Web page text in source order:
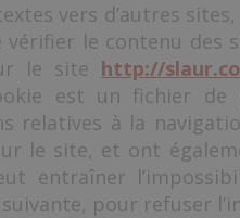
vers d’autres
vérifier le contenu
le site http://
est un fichier
relatives à la
le site, et ont
entraîner
pour refuser